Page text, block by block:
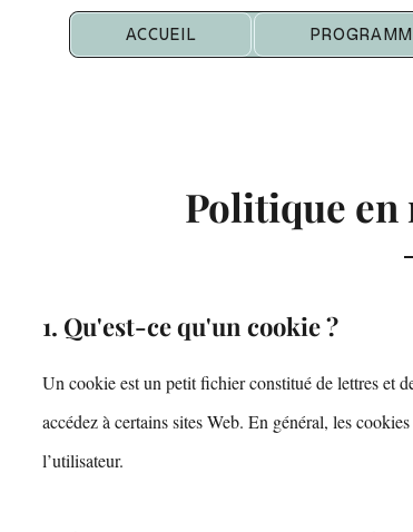
ACCUEIL
Politique en
1. Qu'est-ce qu'un cookie ?
Un cookie est un petit fichier constitué de lettres et
accédez à certains sites Web. En général, les
l’utilisateur.